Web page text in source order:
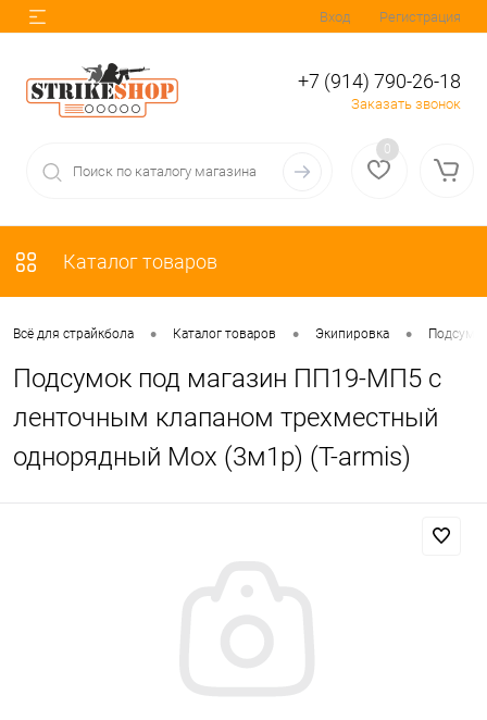
Вход Регистрация
+7 (914) 790-26-18
Заказать звонок
0
Каталог товаров
Всё для страйкбола • Каталог товаров • Экипировка •
Подсумок под магазин ПП19-МП5 с
ленточным клапаном трехместный
однорядный Мох (3м1р) (T-armis)